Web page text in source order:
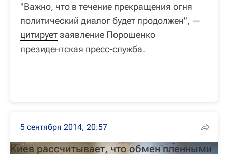
"Важно, что в течение прекращения огня
политический диалог будет продолжен", —
цитируетзаявление Порошенко
президентская пресс-служба.
5 сентября 2014, 20:57
Киев рассчитывает, что обмен пленными